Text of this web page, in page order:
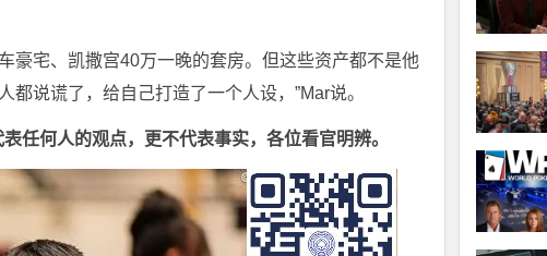
豪宅、凯撒宫40万一晚的套房。但这些资产都不是他
说谎了，给自己打造了一个人设，”Mar说。
任何人的观点，更不代表事实，各位看官明辨。